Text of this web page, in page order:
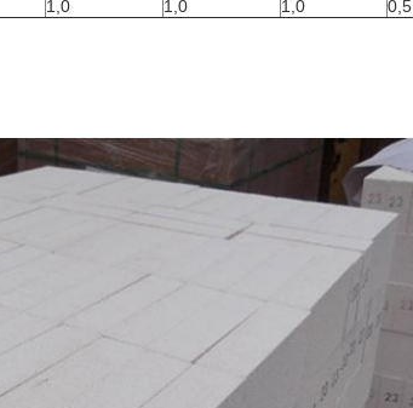
1,0 1,0 1,0 0,5